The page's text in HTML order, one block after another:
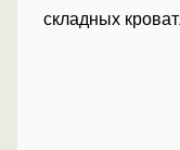
складных